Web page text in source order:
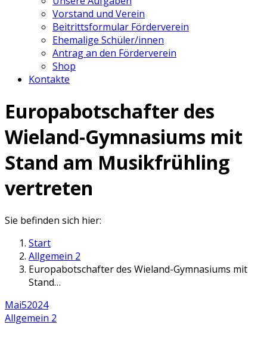
Vorstand und Verein
Beitrittsformular Förderverein
Ehemalige Schüler/innen
Antrag an den Förderverein
Shop
Kontakte
Europabotschafter des
Wieland-Gymnasiums mit
Stand am Musikfrühling
vertreten
Sie befinden sich hier:
Start
Allgemein 2
Europabotschafter des Wieland-Gymnasiums mit
Stand…
Mai52024
Allgemein 2